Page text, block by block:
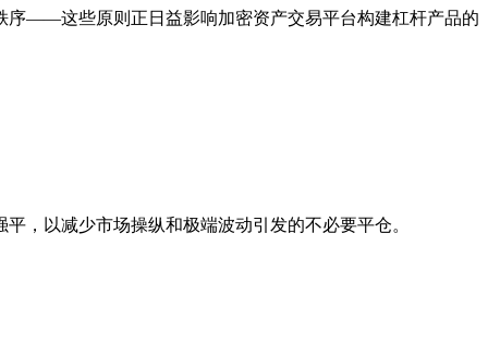
序——这些原则正日益影响加密资产交易平台构建杠杆产品的
，以减少市场操纵和极端波动引发的不必要平仓。